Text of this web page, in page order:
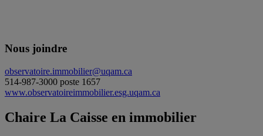
Nous joindre
observatoire.immobilier@uqam.ca
514-987-3000 poste 1657
www.observatoireimmobilier.esg.uqam.ca
Chaire La Caisse en immobilier